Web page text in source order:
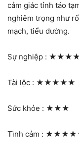
cảm giác tỉnh táo
nghiêm trọng như
mạch, tiểu đường.
Sự nghiệp : ★★★★
Tài lộc : ★★★★★
Sức khỏe : ★★★
Tình cảm :